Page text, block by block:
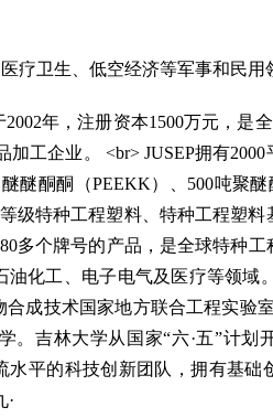
疗卫生、低空经济等军事和民用
年，注册资本1500万元，是
工企业。 <br> JUSEP拥有
醚酮酮（PEEKK）、500吨聚
级特种工程塑料、特种工程塑
多个牌号的产品，是全球特种
化工、电子电气及医疗等领域
成技术国家地方联合工程实验
。吉林大学从国家“六·五”计划
平的科技创新团队，拥有基础
·